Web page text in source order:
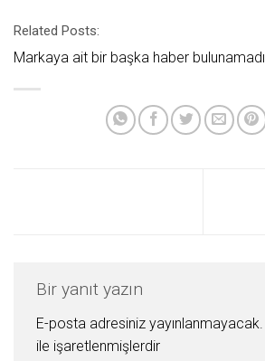
Related Posts:
Markaya ait bir başka haber bulunamadı
Bir yanıt yazın
E-posta adresiniz yayınlanmayacak.
ile işaretlenmişlerdir